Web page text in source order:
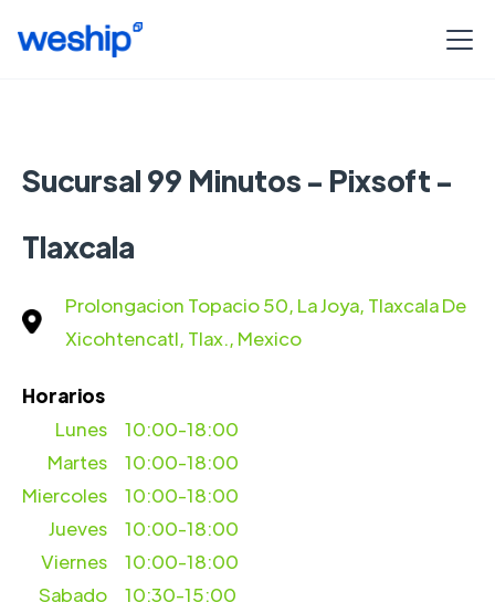
Sucursal 99 Minutos - Pixsoft -
Tlaxcala
Prolongacion Topacio 50, La Joya, Tlaxcala De
Xicohtencatl, Tlax., Mexico
Horarios
10:00-18:00
Martes
Miercoles
Lunes
10:00-18:00
10:00-18:00
Jueves
10:00-18:00
Viernes
10:00-18:00
Sabado
10:30-15:00